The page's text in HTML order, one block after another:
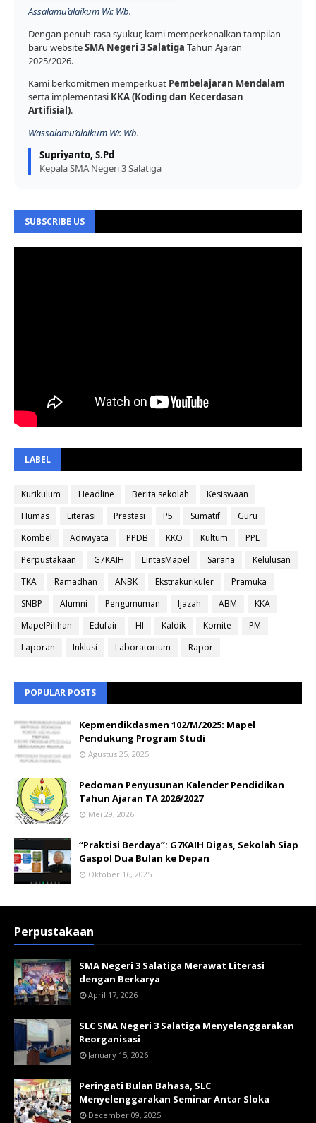
Assalamu’alaikum Wr. Wb.
Dengan penuh rasa syukur, kami memperkenalkan tampilan
baru websiteSMA Negeri 3 Salatiga Tahun Ajaran
2025/2026.
Kami berkomitmen memperkuat Pembelajaran Mendalam
serta implementasi KKA (Koding dan Kecerdasan
Artifisial).
Wassalamu’alaikum Wr. Wb.
Supriyanto, S.Pd
Kepala SMA Negeri 3 Salatiga
SUBSCRIBE US
LABEL
Kurikulum Headline Berita sekolah
Kesiswaan
Humas
Literasi Prestasi P5 Sumatif
Guru
Kombel
Adiwiyata PPDB KKO Kultum
PPL
Perpustakaan
G7KAIH LintasMapel Sarana
Kelulusan
TKA
Ramadhan ANBK Ekstrakurikuler
Pramuka
SNBP
Alumni Pengumuman Ijazah ABM
KKA
MapelPilihan
Edufair HI Kaldik Komite
PM
Laporan
Inklusi Laboratorium Rapor
POPULAR POSTS
Kepmendikdasmen 102/M/2025: Mapel
Pendukung Program Studi
Agustus 25, 2025
Pedoman Penyusunan Kalender Pendidikan
Tahun Ajaran TA 2026/2027
Mei 29, 2026
“Praktisi Berdaya”: G7KAIH Digas, Sekolah Siap
Gaspol Dua Bulan ke Depan
Oktober 16, 2025
Perpustakaan
SMA Negeri 3 Salatiga Merawat Literasi
dengan Berkarya
April 17, 2026
SLC SMA Negeri 3 Salatiga Menyelenggarakan
Reorganisasi
January 15, 2026
Peringati Bulan Bahasa, SLC
Menyelenggarakan Seminar Antar Sloka
December 09, 2025